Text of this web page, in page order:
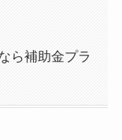
ら補助金プラ